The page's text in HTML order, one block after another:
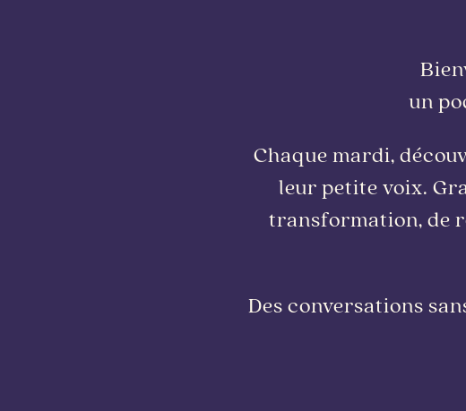
un
Chaque mardi,
leur petite voix.
transformation, de
Des conversations